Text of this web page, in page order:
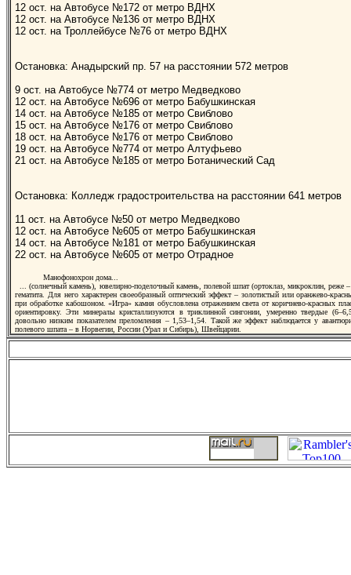
12 ост. на Автобусе №172 от метро ВДНХ
12 ост. на Автобусе №136 от метро ВДНХ
12 ост. на Троллейбусе №76 от метро ВДНХ
Остановка: Анадырский пр. 57 на расстоянии 572 метров
9 ост. на Автобусе №774 от метро Медведково
12 ост. на Автобусе №696 от метро Бабушкинская
14 ост. на Автобусе №185 от метро Свиблово
15 ост. на Автобусе №176 от метро Свиблово
18 ост. на Автобусе №176 от метро Свиблово
19 ост. на Автобусе №774 от метро Алтуфьево
21 ост. на Автобусе №185 от метро Ботанический Сад
Остановка: Колледж градостроительства на расстоянии 641 метров
11 ост. на Автобусе №50 от метро Медведково
12 ост. на Автобусе №605 от метро Бабушкинская
14 ост. на Автобусе №181 от метро Бабушкинская
22 ост. на Автобусе №605 от метро Отрадное
Манофонохрон дома...
... (cолнечный камень), ювелирно-поделочный камень, полевой шпат (ортоклаз, микроклин, реже
гематита. Для него характерен своеобразный оптический эффект – золотистый или оранжево-
при обработке кабошоном. «Игра» камня обусловлена отражением света от коричнево-красных
ориентировку. Эти минералы кристаллизуются в триклинной сингонии, умеренно твердые
довольно низким показателем преломления – 1,53–1,54. Такой же эффект наблюдается у
полевого шпата – в Норвегии, России (Урал и Сибирь), Швейцарии.